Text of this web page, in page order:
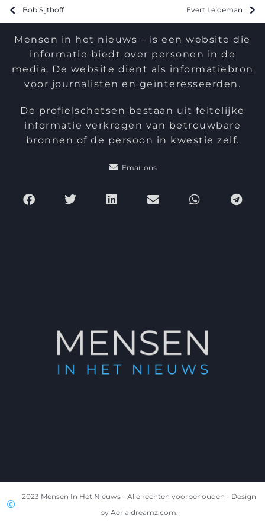
Bob Sijthoff Evert Leideman
Mensen in het nieuws – is een website die
informatie biedt over personen in de
media. De website dient als informatiebron
voor journalisten en geïnteresseerden.
De profielschetsen bestaan uit feitelijke
informatie verkregen van betrouwbare
bronnen of de persoon in kwestie zelf.
Email ons
2023 Mensen In Het Nieuws - Alle rechten voorbehouden - Design
by Aerialdreamz.com.